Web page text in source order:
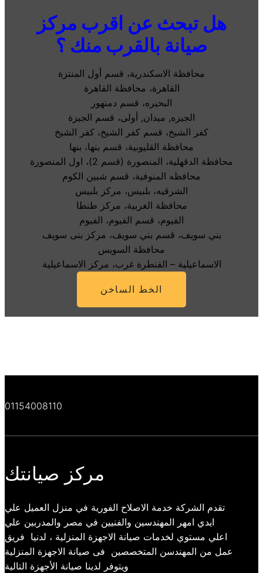
هل تبحث عن اقرب مركز
صيانة بالقرب منك ؟
محافظة الاسكندرية، قسم أول المنتزة
القاهرة، محافظة القاهرة
البحيره، قسم دمنهور
الجيزه, ميدان, أولى، قسم الجيزة
كفر الشيخ، قسم كفر الشيخ، كفر الشيخ
محافظة القليوبية، قسم بنها، بنها
محافظة الدقهلية، المنصورة (قسم 2)، اول المنصورة
محافظه المنوفية، قسم شبين الكوم
الشرقيه، بلبيس، مركز بلبيس
محافظة الغربية، مركز طنطا
الفيوم، قسم الفيوم، الفيوم
بني سويف، قسم بني سويف، مركز بنى سويف
محافظة السويس
الاسماعيلية – القنطرة غرب، مركز الاسماعيلية
الخط الساخن
01154008110
مركز صيانتك
تقدم الشركة خدمة الاصلاح الفورية في منزل العميل علي
ايدي امهر المهندسين والفنيين في مصر والمدربين علي
اعلي مستوي لخدمات صيانة الاجهزة المنزلية ، لدنيا فريق
عمل من المهندسن المتخصصين فى صيانة الاجهزة المنزلية
ويتوفر لدينا صيانة الأجهزة التالية